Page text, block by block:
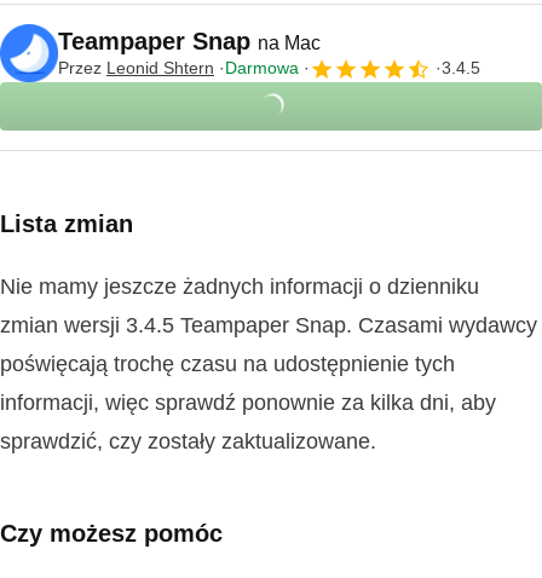
Teampaper Snap na Mac
Przez Leonid Shtern Darmowa 3.4.5
Lista zmian
Nie mamy jeszcze żadnych informacji o dzienniku
zmian wersji 3.4.5 Teampaper Snap. Czasami wydawcy
poświęcają trochę czasu na udostępnienie tych
informacji, więc sprawdź ponownie za kilka dni, aby
sprawdzić, czy zostały zaktualizowane.
Czy możesz pomóc